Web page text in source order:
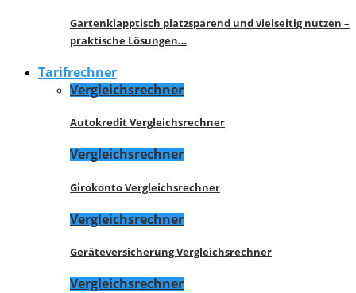
Gartenklapptisch platzsparend und vielseitig nutzen –
praktische Lösungen…
Tarifrechner
Vergleichsrechner
Autokredit Vergleichsrechner
Vergleichsrechner
Girokonto Vergleichsrechner
Vergleichsrechner
Geräteversicherung Vergleichsrechner
Vergleichsrechner